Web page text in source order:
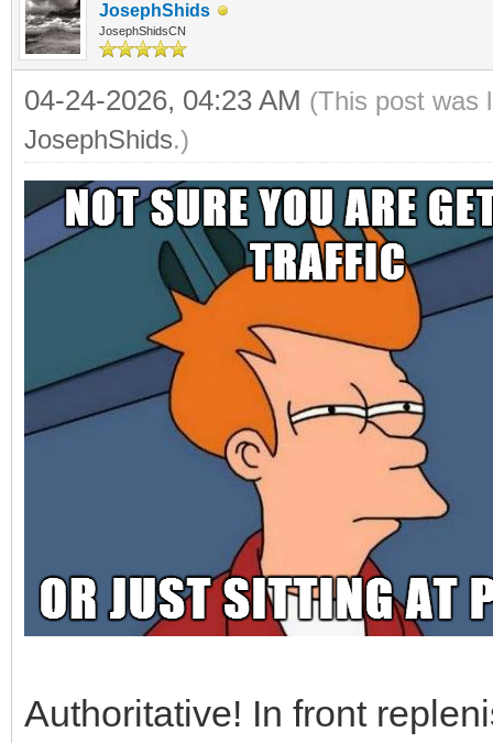
JosephShids
JosephShidsCN
04-24-2026, 04:23 AM (This post was
JosephShids.)
Authoritative! In front